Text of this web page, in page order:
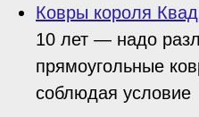
Ковры короля
10 лет — надо
прямоугольные
соблюдая условие